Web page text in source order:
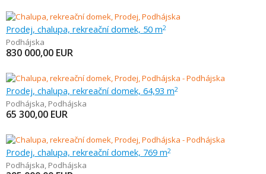
Prodej, chalupa, rekreační domek, 50 m2
Podhájska
830 000,00 EUR
Prodej, chalupa, rekreační domek, 64,93 m2
Podhájska, Podhájska
65 300,00 EUR
Prodej, chalupa, rekreační domek, 769 m2
Podhájska, Podhájska